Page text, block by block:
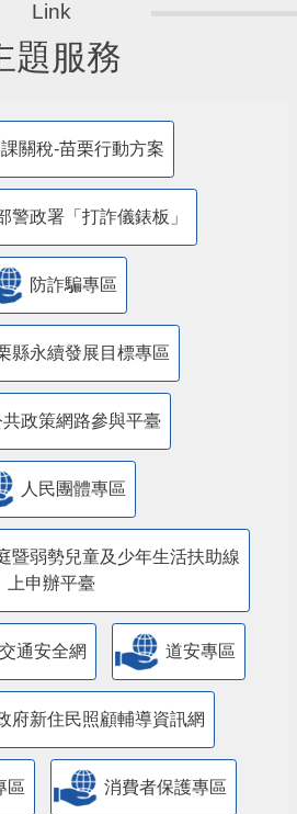
題服務
關稅-苗栗行動方案
警政署「打詐儀錶板」
防詐騙專區
縣永續發展目標專區
共政策網路參與平臺
人民團體專區
暨弱勢兒童及少年生活扶助線
上申辦平臺
通安全網 道安專區
府新住民照顧輔導資訊網
區 消費者保護專區